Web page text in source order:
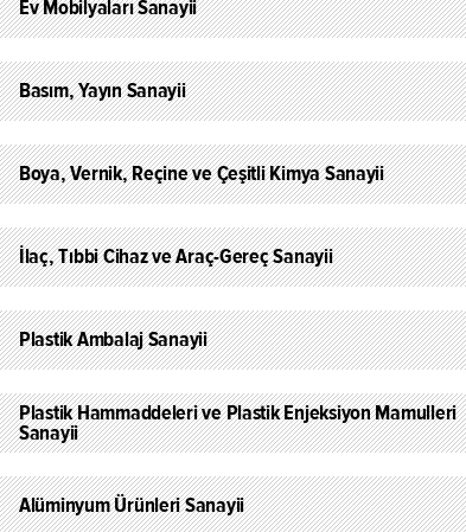
Ev Mobilyaları Sanayii
Basım, Yayın Sanayii
Boya, Vernik, Reçine ve Çeşitli Kimya Sanayii
İlaç, Tıbbi Cihaz ve Araç-Gereç Sanayii
Plastik Ambalaj Sanayii
Plastik Hammaddeleri ve Plastik Enjeksiyon Mamulleri
Sanayii
Alüminyum Ürünleri Sanayii